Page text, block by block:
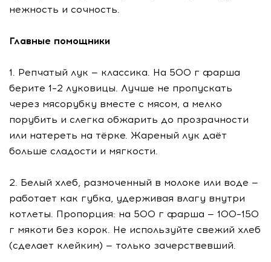
нежность и сочность.
Главные помощники
1. Репчатый лук — классика. На 500 г фарша
берите 1–2 луковицы. Лучше не пропускать
через мясорубку вместе с мясом, а мелко
порубить и слегка обжарить до прозрачности
или натереть на тёрке. Жареный лук даёт
больше сладости и мягкости.
2. Белый хлеб, размоченный в молоке или воде —
работает как губка, удерживая влагу внутри
котлеты. Пропорция: на 500 г фарша — 100–150
г мякоти без корок. Не используйте свежий хлеб
(сделает клейким) — только зачерствевший.